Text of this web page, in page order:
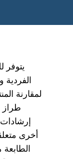
يتوفر
لمقارنة
أخرى